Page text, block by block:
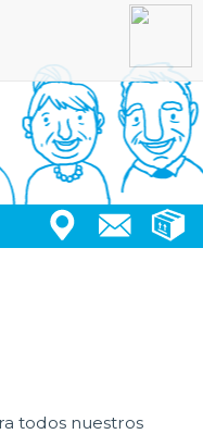
todos nuestros